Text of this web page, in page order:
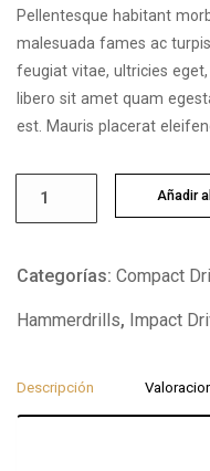
Pellentesque habitant
malesuada fames ac
feugiat vitae, ultricies
libero sit amet quam
est. Mauris placerat
Añadir
Categorías: Compact
Hammerdrills, Impact
Descripción